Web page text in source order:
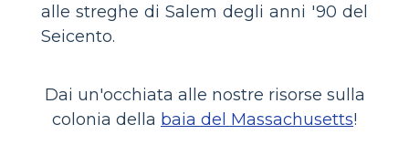
alle streghe di Salem degli anni '90 del
Seicento.
Dai un'occhiata alle nostre risorse sulla
colonia della baia del Massachusetts!